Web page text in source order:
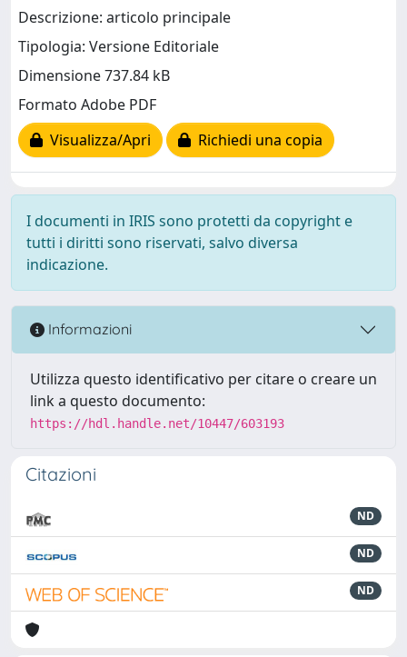
Descrizione: articolo principale
Tipologia: Versione Editoriale
Dimensione 737.84 kB
Formato Adobe PDF
Visualizza/Apri
Richiedi una copia
I documenti in IRIS sono protetti da copyright e
tutti i diritti sono riservati, salvo diversa
indicazione.
Informazioni
Utilizza questo identificativo per citare o creare un
link a questo documento:
https://hdl.handle.net/10447/603193
Citazioni
ND
ND
ND